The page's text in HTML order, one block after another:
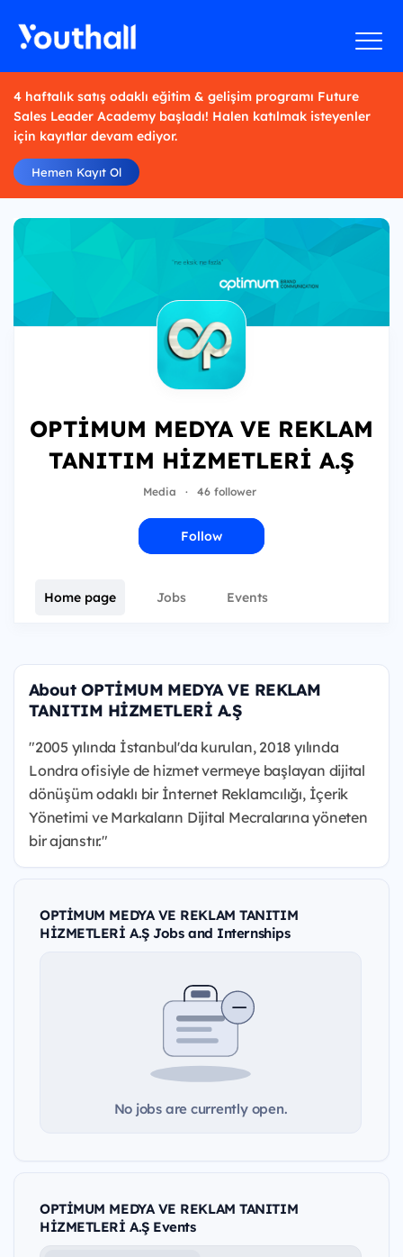
4 haftalık satış odaklı eğitim & gelişim programı Future
Sales Leader Academy başladı! Halen katılmak isteyenler
için kayıtlar devam ediyor.
Hemen Kayıt Ol
OPTİMUM MEDYA VE REKLAM
TANITIM HİZMETLERİ A.Ş
Media · 46 follower
Follow
Home page Jobs Events
About OPTİMUM MEDYA VE REKLAM
TANITIM HİZMETLERİ A.Ş
"2005 yılında İstanbul'da kurulan, 2018 yılında
Londra ofisiyle de hizmet vermeye başlayan dijital
dönüşüm odaklı bir İnternet Reklamcılığı, İçerik
Yönetimi ve Markaların Dijital Mecralarına yöneten
bir ajanstır."
OPTİMUM MEDYA VE REKLAM TANITIM
HİZMETLERİ A.Ş Jobs and Internships
No jobs are currently open.
OPTİMUM MEDYA VE REKLAM TANITIM
HİZMETLERİ A.Ş Events